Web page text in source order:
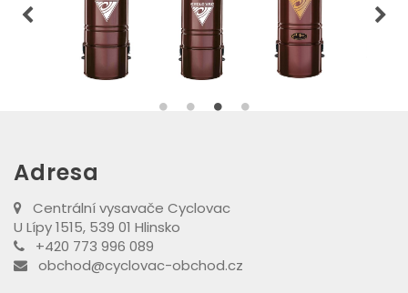
Adresa
Centrální vysavače Cyclovac
U Lípy 1515, 539 01 Hlinsko
+420 773 996 089
obchod@cyclovac-obchod.cz